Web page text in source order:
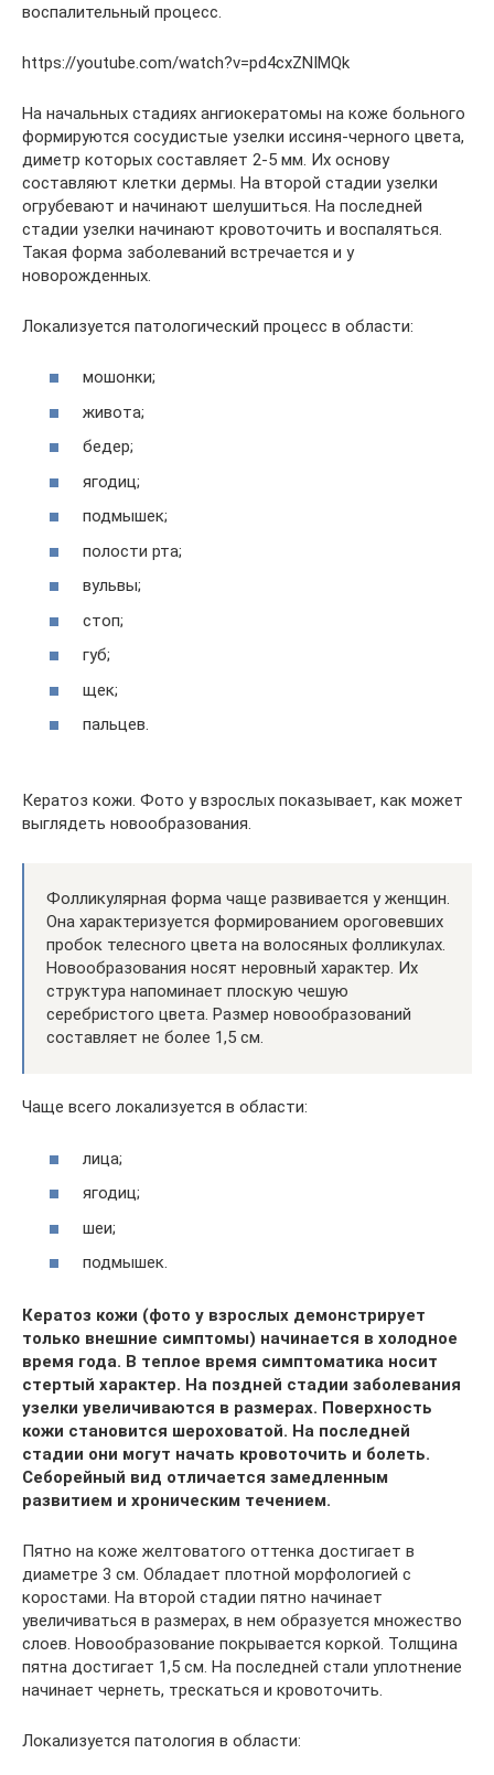
воспалительный процесс.
https://youtube.com/watch?v=pd4cxZNIMQk
На начальных стадиях ангиокератомы на коже больного
формируются сосудистые узелки иссиня-черного цвета,
диметр которых составляет 2-5 мм. Их основу
составляют клетки дермы. На второй стадии узелки
огрубевают и начинают шелушиться. На последней
стадии узелки начинают кровоточить и воспаляться.
Такая форма заболеваний встречается и у
новорожденных.
Локализуется патологический процесс в области:
мошонки;
живота;
бедер;
ягодиц;
подмышек;
полости рта;
вульвы;
стоп;
губ;
щек;
пальцев.
Кератоз кожи. Фото у взрослых показывает, как может
выглядеть новообразования.
Фолликулярная форма чаще развивается у женщин.
Она характеризуется формированием ороговевших
пробок телесного цвета на волосяных фолликулах.
Новообразования носят неровный характер. Их
структура напоминает плоскую чешую
серебристого цвета. Размер новообразований
составляет не более 1,5 см.
Чаще всего локализуется в области:
лица;
ягодиц;
шеи;
подмышек.
Кератоз кожи (фото у взрослых демонстрирует
только внешние симптомы) начинается в холодное
время года. В теплое время симптоматика носит
стертый характер. На поздней стадии заболевания
узелки увеличиваются в размерах. Поверхность
кожи становится шероховатой. На последней
стадии они могут начать кровоточить и болеть.
Себорейный вид отличается замедленным
развитием и хроническим течением.
Пятно на коже желтоватого оттенка достигает в
диаметре 3 см. Обладает плотной морфологией с
коростами. На второй стадии пятно начинает
увеличиваться в размерах, в нем образуется множество
слоев. Новообразование покрывается коркой. Толщина
пятна достигает 1,5 см. На последней стали уплотнение
начинает чернеть, трескаться и кровоточить.
Локализуется патология в области: